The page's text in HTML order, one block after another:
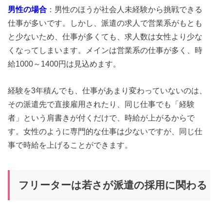
男性の場合 ：男性のほうが社会人未経験から挑戦できる
仕事が多いです。しかし、派遣の求人で営業系がもとも
と少ないため、仕事が多くても、求人数は女性より少な
くなってしまいます。メインは営業系の仕事が多く、時
給1000～1400円は見込めます。
経験を3年積んでも、仕事があまり変わっていないのは、
その派遣先で直接雇用されたり、同じ仕事でも「経験
者」という肩書きが付くだけで、時給が上がるからで
す。女性のように専門的な仕事は少ないですが、同じ仕
事で時給を上げることができます。
フリーターは若さが派遣の採用に関わる